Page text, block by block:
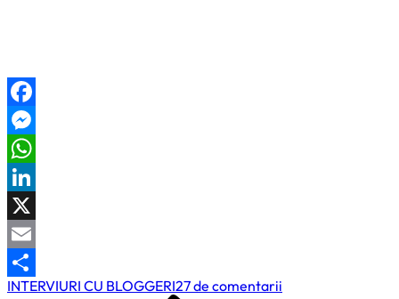
Facebook
Messenger
WhatsApp
LinkedIn
X
Email
Partajează
INTERVIURI CU BLOGGERI27 de comentarii